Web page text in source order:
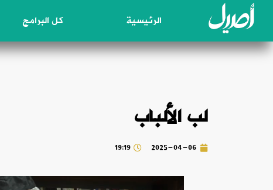
الرئيسية كل البرامج
لب الألباب
2025-04-06
19:19